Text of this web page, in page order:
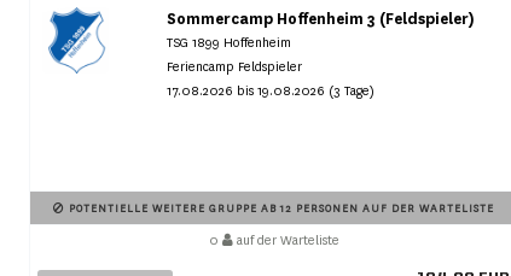
Sommercamp Hoffenheim 3 (Feldspieler)
TSG 1899 Hoffenheim
Feriencamp Feldspieler
17.08.2026 bis 19.08.2026 (3 Tage)
POTENTIELLE WEITERE GRUPPE AB 12 PERSONEN AUF DER WARTELISTE
0 auf der Warteliste